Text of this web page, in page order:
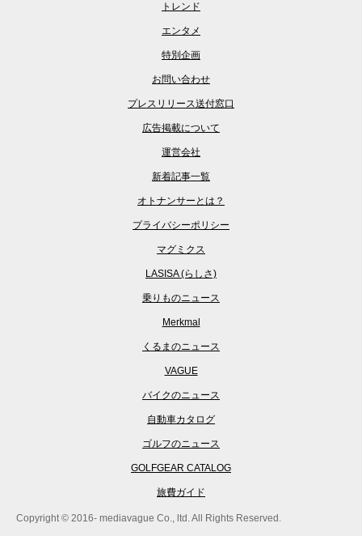
トレンド
エンタメ
特別企画
お問い合わせ
プレスリリース送付窓口
広告掲載について
運営会社
新着記事一覧
オトナンサーとは？
プライバシーポリシー
マグミクス
LASISA (らしさ)
乗りものニュース
Merkmal
くるまのニュース
VAGUE
バイクのニュース
自動車カタログ
ゴルフのニュース
GOLFGEAR CATALOG
旅費ガイド
Copyright © 2016- mediavague Co., ltd. All Rights Reserved.